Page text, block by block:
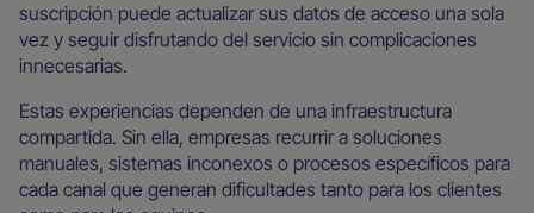
suscripción puede actualizar sus datos de acceso una sola
vez y seguir disfrutando del servicio sin complicaciones
innecesarias.
Estas experiencias dependen de una infraestructura
compartida. Sin ella, empresas recurrir a soluciones
manuales, sistemas inconexos o procesos específicos para
cada canal que generan dificultades tanto para los clientes